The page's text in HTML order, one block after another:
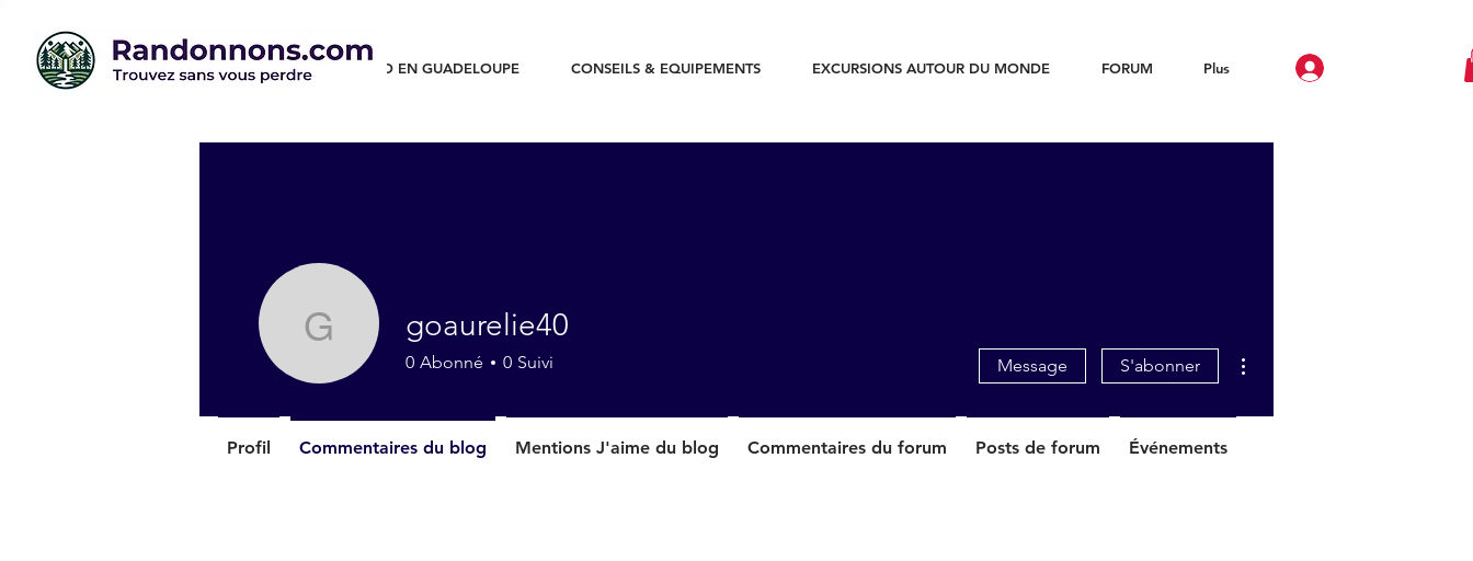
RANDO EN GUADELOUPE CONSEILS & EQUIPEMENTS EXCURSIONS AUTOUR DU MONDE FORUM Plus
goaurelie40
goaurelie40
0 Abonné 0 Suivi Message S'abonner
Profil Commentaires du blog Mentions J'aime du blog Commentaires du forum Posts de forum Événements